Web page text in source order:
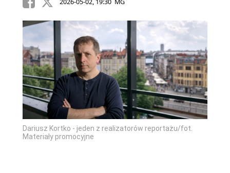
2026-05-02, 19:30 MG
Dariusz Kortko - jeden z realizatorów reportażu/fot.
Materiały promocyjne